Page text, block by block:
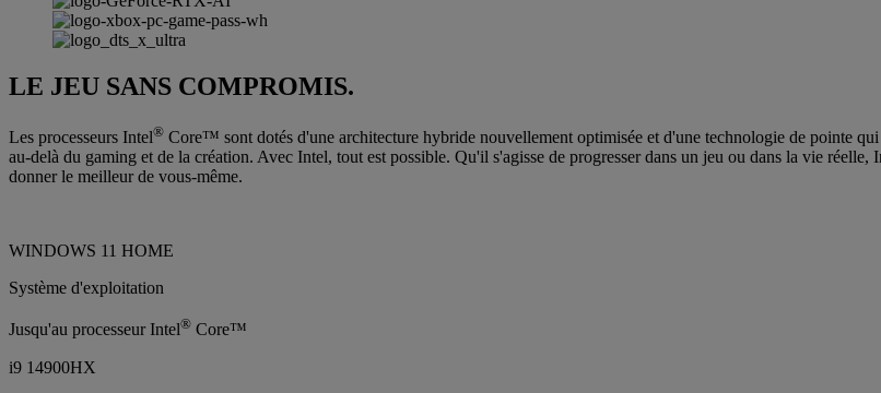
LE JEU SANS COMPROMIS.
Les processeurs Intel® Core™ sont dotés d'une architecture hybride nouvellement optimisée et d'une technologie de pointe
au-delà du gaming et de la création. Avec Intel, tout est possible. Qu'il s'agisse de progresser dans un jeu ou dans la vie réelle,
donner le meilleur de vous-même.
WINDOWS 11 HOME
Système d'exploitation
Jusqu'au processeur Intel® Core™
i9 14900HX